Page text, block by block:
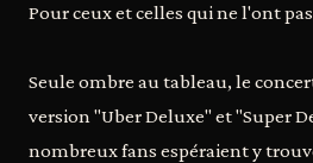
Pour ceux et celles qui ne l'ont
Seule ombre au tableau, le
version "Uber Deluxe" et "Super
nombreux fans espéraient y